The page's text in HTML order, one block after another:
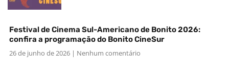
Festival de Cinema Sul-Americano de Bonito 2026:
confira a programação do Bonito CineSur
26 de junho de 2026
Nenhum comentário